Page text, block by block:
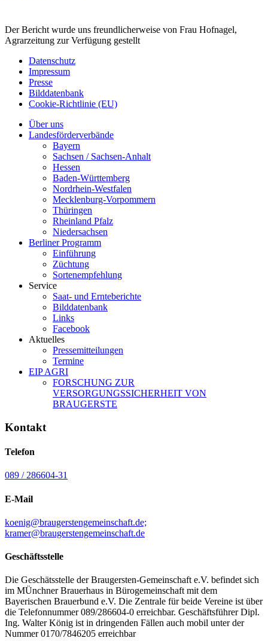
Der Bericht wurde uns freundlicherweise von Frau Hofnagel,
Agrarzeitung zur Verfügung gestellt
Datenschutz
Impressum
Presse
Bilddatenbank
Cookie-Richtlinie (EU)
Über uns
Landesförderverbände
Bayern
Sachsen / Sachsen-Anhalt
Hessen
Baden-Württemberg
Nordrhein-Westfalen
Mecklenburg-Vorpommern
Thüringen
Rheinland Pfalz
Niedersachsen
Berliner Programm
Einführung
Züchtung
Sortenempfehlung
Service
Saat- und Ernteberichte
Bilddatenbank
Links
Facebook
Aktuelles
Pressemitteilungen
Termine
EIP AGRI
FORSCHUNG ZUR
VERSORGUNGSSICHERHEIT VON
BRAUGERSTE
Kontakt
Telefon
089 / 286604-31
E-Mail
koenig@braugerstengemeinschaft.de;
kramer@braugerstengemeinschaft.de
Geschäftsstelle
Die Geschätsstelle der Braugersten-Gemeinschaft e.V. befindet sich
im MÜnchner Brauerhaus in Bürogemeinschaft mit dem
Bayerischen Brauerbund e.V. Die Zentrale für beide Vereine ist über
die Telefonnummer 089/286604-0 erreichbar. Geschäftsführer Dipl.
Ing. Walter König ist in dringenden Fällen auch mobil unter der
Nummer 0170/7846205 erreichbar